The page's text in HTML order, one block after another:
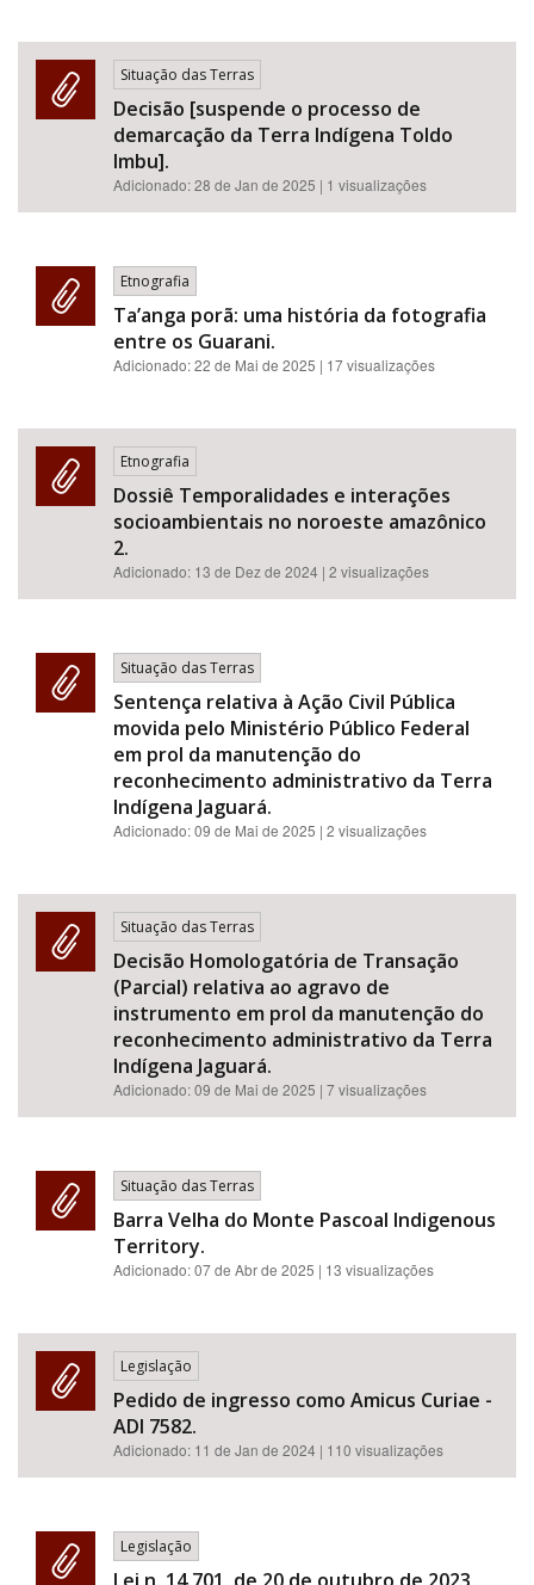
Situação das Terras
Decisão [suspende o processo de
demarcação da Terra Indígena Toldo
Imbu].
Adicionado:28 de Jan de 2025 | 1 visualizações
Etnografia
Ta’anga porã: uma história da fotografia
entre os Guarani.
Adicionado:22 de Mai de 2025 | 17 visualizações
Etnografia
Dossiê Temporalidades e interações
socioambientais no noroeste amazônico
2.
Adicionado: 13 de Dez de 2024 | 2 visualizações
Situação das Terras
Sentença relativa à Ação Civil Pública
movida pelo Ministério Público Federal
em prol da manutenção do
reconhecimento administrativo da Terra
Indígena Jaguará.
Adicionado:09 de Mai de 2025 | 2 visualizações
Situação das Terras
Decisão Homologatória de Transação
(Parcial) relativa ao agravo de
instrumento em prol da manutenção do
reconhecimento administrativo da Terra
Indígena Jaguará.
Adicionado:09 de Mai de 2025 | 7 visualizações
Situação das Terras
Barra Velha do Monte Pascoal Indigenous
Territory.
Adicionado:07 de Abr de 2025 | 13 visualizações
Legislação
Pedido de ingresso como Amicus Curiae -
ADI 7582.
Adicionado: 11 de Jan de 2024 | 110 visualizações
Legislação